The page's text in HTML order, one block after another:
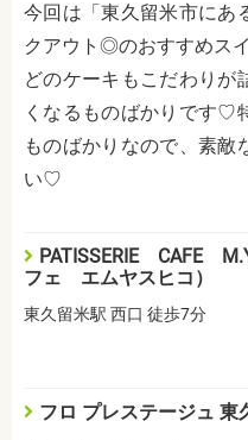
今回は「東久留米市にあ
クアウト◎のおすすめス
どのケーキもこだわりが
くなるものばかりです♡
ものばかりなので、素敵
い♡
PATISSERIE CAFE
フェ エムヤスヒコ）
東久留米駅 西口 徒歩7分
フロ プレステージュ 東